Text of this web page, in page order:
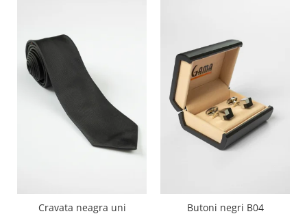
Cravata neagra uni
Butoni negri B04